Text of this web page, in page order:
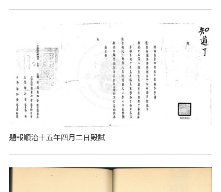
題報順治十五年四月二日殿試